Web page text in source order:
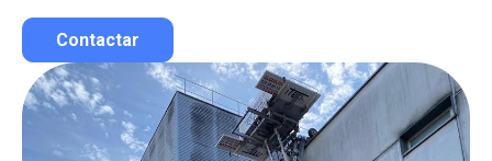
Contactar
Contactar por correo